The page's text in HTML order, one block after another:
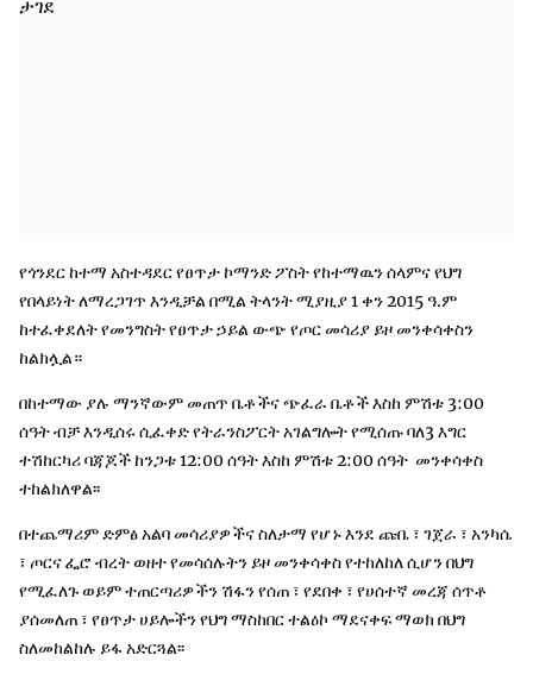
የጎንደር ከተማ አስተዳደር የፀጥታ ኮማንድ ፖስት የከተማዉን ሰላምና የህግ
የበላይነት ለማረጋገጥ እንዲቻል በሚል ትላንት ሚያዚያ 1 ቀን 2015 ዓ.ም
ከተፈቀደለት የመንግስት የፀጥታ ኃይል ውጭ የጦር መሳሪያ ይዞ መንቀሳቀስን
ከልክሏል።
በከተማው ያሉ ማንኛውም መጠጥ ቤቶችና ጭፈራ ቤቶች እስከ ምሽቱ 3:00
ሰዓት ብቻ እንዲሰሩ ሲፈቀድ የትራንስፖርት አገልግሎት የሚሰጡ ባለ3 እግር
ተሽከርካሪ ባጃጆች ከንጋቱ 12:00 ሰዓት እስከ ምሽቱ 2:00 ሰዓት መንቀሳቀስ
ተከልክለዋል፡፡
በተጨማሪም ድምፅ አልባ መሳሪያዎችና ስለታማ የሆኑ እንደ ጩቤ ፣ ገጀራ ፣ አንካሴ
፣ ጦርና ፌሮ ብረት ወዘተ የመሳሰሉትን ይዞ መንቀሳቀስ የተከለከለ ሲሆን በህግ
የሚፈለጉ ወይም ተጠርጣሪዎችን ሽፋን የሰጠ ፣ የደበቀ ፣ የሀሰተኛ መረጃ ሰጥቶ
ያሰመለጠ ፣ የፀጥታ ሀይሎችን የህግ ማስከበር ተልዕኮ ማደናቀፍ ማወክ በህግ
ስለመከልከሉ ይፋ አድርጓል፡፡